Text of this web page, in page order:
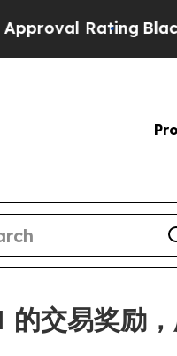
RatingBlack
交易奖励，